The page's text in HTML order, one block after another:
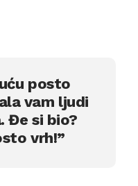
posto
vam ljudi
Đe si bio?
vrh!”